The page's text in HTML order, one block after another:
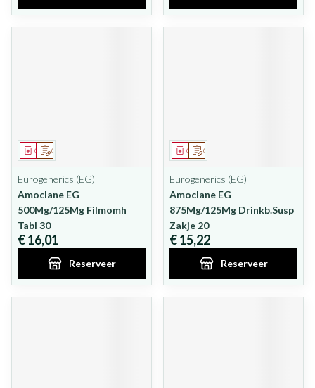
Op voorschrift
Geneesmiddel
Eurogenerics (EG)
Amoclane EG
500Mg/125Mg Filmomh
Tabl 30
€ 16,01
Reserveer
Op voorschrift
Geneesmiddel
Eurogenerics (EG)
Amoclane EG
875Mg/125Mg Drinkb.Susp
Zakje 20
€ 15,22
Reserveer